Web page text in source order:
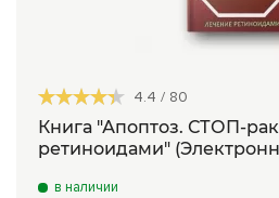
4.4 / 80
Книга "Апоптоз. СТОП-
ретиноидами"
в наличии